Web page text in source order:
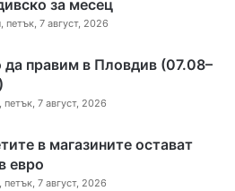
за месец
петък, 7 август, 2026
да правим в Пловдив (07.08–
петък, 7 август, 2026
в магазините остават
евро
петък, 7 август, 2026